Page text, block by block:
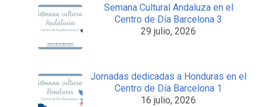
Semana Cultural Andaluza en el
Centro de Día Barcelona 3
29 julio, 2026
Jornadas dedicadas a Honduras en el
Centro de Día Barcelona 1
16 julio, 2026